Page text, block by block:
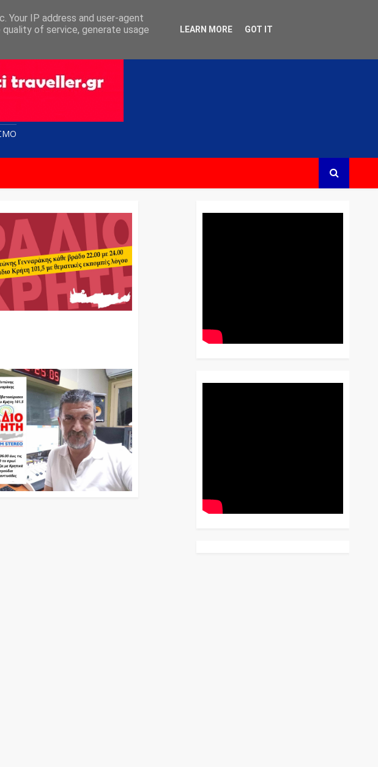
Your IP address and user-agent
of service, generate usage
LEARN MORE GOT IT